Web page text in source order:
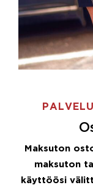
Maksuton
maksuton
käyttöösi